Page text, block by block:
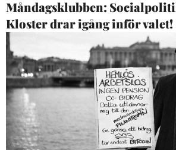
Satt i väntrummet hos doktorn,
Tv-reklamen rullade för fulla
vinterdöda ögon. Virussnack,
antibiotikasnack,
BAM! Ungefär som följer,
du varit till doktorn för att få
depressionssymptom och känner
– här rullar exemplen: nedstämd,
orolig, […]
Måndagsklubben:
Kloster drar igång inför valet!